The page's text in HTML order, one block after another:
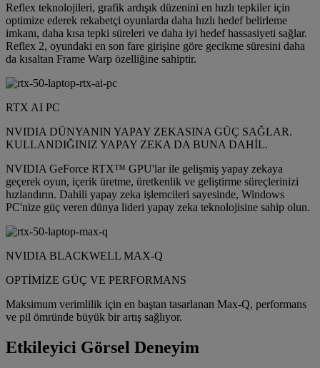
Reflex teknolojileri, grafik ardışık düzenini en hızlı tepkiler için
optimize ederek rekabetçi oyunlarda daha hızlı hedef belirleme
imkanı, daha kısa tepki süreleri ve daha iyi hedef hassasiyeti sağlar.
Reflex 2, oyundaki en son fare girişine göre gecikme süresini daha
da kısaltan Frame Warp özelliğine sahiptir.
RTX AI PC
NVIDIA DÜNYANIN YAPAY ZEKASINA GÜÇ SAĞLAR.
KULLANDIĞINIZ YAPAY ZEKA DA BUNA DAHİL.
NVIDIA GeForce RTX™ GPU'lar ile gelişmiş yapay zekaya
geçerek oyun, içerik üretme, üretkenlik ve geliştirme süreçlerinizi
hızlandırın. Dahili yapay zeka işlemcileri sayesinde, Windows
PC'nize güç veren dünya lideri yapay zeka teknolojisine sahip olun.
NVIDIA BLACKWELL MAX-Q
OPTİMİZE GÜÇ VE PERFORMANS
Maksimum verimlilik için en baştan tasarlanan Max-Q, performans
ve pil ömründe büyük bir artış sağlıyor.
Etkileyici Görsel Deneyim